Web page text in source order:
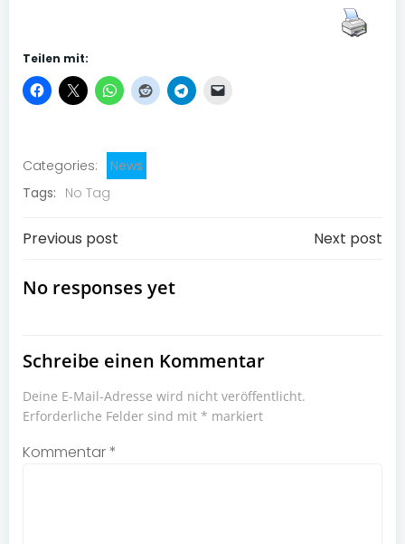
Teilen mit:
Categories:
News
Tags: No Tag
Post
navigation
Previous post Next post
No responses yet
Schreibe einen Kommentar
Deine E-Mail-Adresse wird nicht veröffentlicht.
Erforderliche Felder sind mit * markiert
Kommentar*